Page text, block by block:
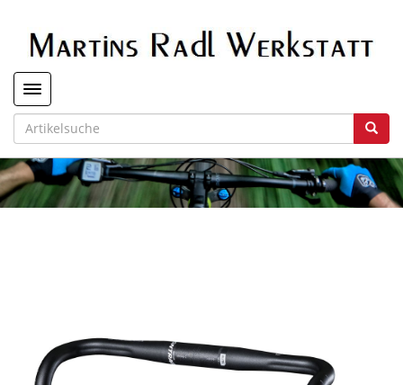
Toggle navigation